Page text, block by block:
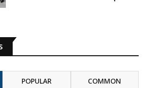
POPULAR COMMON